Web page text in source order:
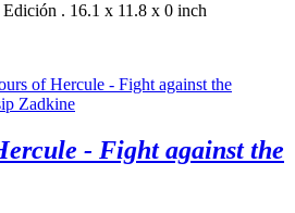
Edición . 16.1 x 11.8 x 0 inch
- Fight against the